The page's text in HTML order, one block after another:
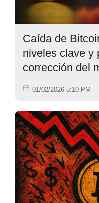
Caída de
niveles clave y
corrección del
01/02/2026 5:10 PM